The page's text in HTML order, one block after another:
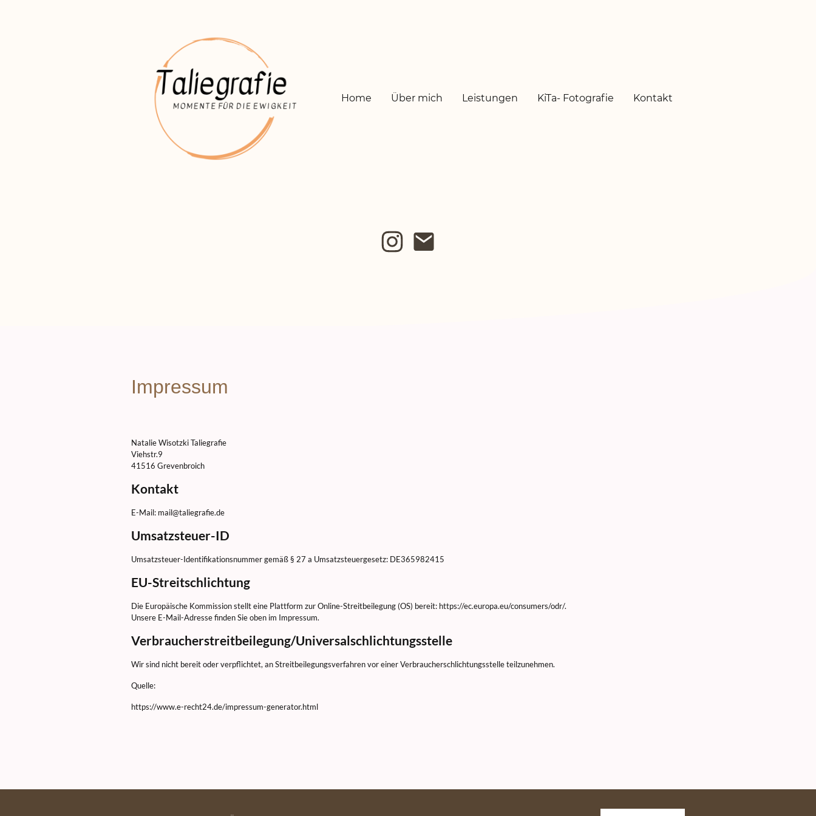
Home Über mich Leistungen KiTa- Fotografie Kontakt
Impressum
Natalie Wisotzki Taliegrafie
Viehstr.9
41516 Grevenbroich
Kontakt
E-Mail: mail@taliegrafie.de
Umsatzsteuer-ID
Umsatzsteuer-Identifikationsnummer gemäß § 27 a Umsatzsteuergesetz: DE365982415
EU-Streitschlichtung
Die Europäische Kommission stellt eine Plattform zur Online-Streitbeilegung (OS) bereit: https://ec.europa.eu/consumers/odr/.
Unsere E-Mail-Adresse finden Sie oben im Impressum.
Verbraucherstreitbeilegung/Universalschlichtungsstelle
Wir sind nicht bereit oder verpflichtet, an Streitbeilegungsverfahren vor einer Verbraucherschlichtungsstelle teilzunehmen.
Quelle:
https://www.e-recht24.de/impressum-generator.html